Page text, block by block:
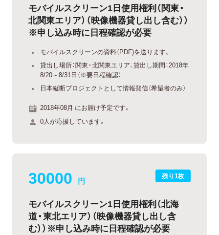
モバイルスクリーン1日使用権利（関東・
北関東エリア）（映像機器貸し出し含む））
※申し込み時に日程確認が必要
モバイルスクリーンの資料（PDF)を送ります。
貸出し場所：関東・北関東エリア、貸出し期間：2018年
8/20～8/31日（※要日程確認）
日本縦断プロジェクトとして情報発信（希望者のみ）
2018年08月 にお届け予定です。
0人が応援しています。
残り1枚
30000 円
モバイルスクリーン1日使用権利（北海
道・東北エリア）（映像機器貸し出し含
む））※申し込み時に日程確認が必要